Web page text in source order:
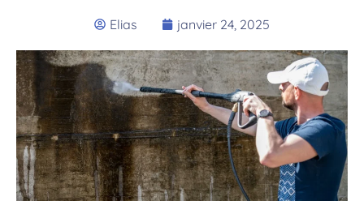
Elias janvier 24, 2025